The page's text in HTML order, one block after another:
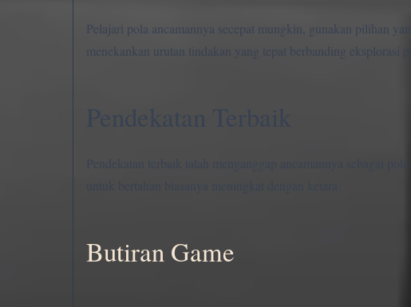
Pelajari pola ancamannya secepat mungkin, gunakan pilihan
menekankan urutan tindakan yang tepat berbanding eksplorasi
Pendekatan Terbaik
Pendekatan terbaik ialah menganggap ancamannya sebagai
Butiran Game